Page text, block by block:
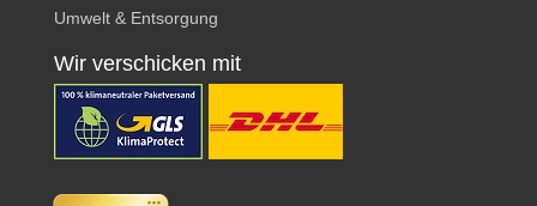
Umwelt & Entsorgung
Wir verschicken mit